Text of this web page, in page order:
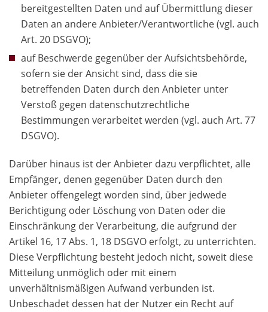
bereitgestellten Daten und auf Übermittlung dieser
Daten an andere Anbieter/Verantwortliche (vgl. auch
Art. 20 DSGVO);
auf Beschwerde gegenüber der Aufsichtsbehörde,
sofern sie der Ansicht sind, dass die sie
betreffenden Daten durch den Anbieter unter
Verstoß gegen datenschutzrechtliche
Bestimmungen verarbeitet werden (vgl. auch Art. 77
DSGVO).
Darüber hinaus ist der Anbieter dazu verpflichtet, alle
Empfänger, denen gegenüber Daten durch den
Anbieter offengelegt worden sind, über jedwede
Berichtigung oder Löschung von Daten oder die
Einschränkung der Verarbeitung, die aufgrund der
Artikel 16, 17 Abs. 1, 18 DSGVO erfolgt, zu unterrichten.
Diese Verpflichtung besteht jedoch nicht, soweit diese
Mitteilung unmöglich oder mit einem
unverhältnismäßigen Aufwand verbunden ist.
Unbeschadet dessen hat der Nutzer ein Recht auf